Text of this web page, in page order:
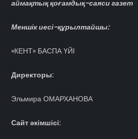
аймақтық қоғамдық-саяси газет
Меншік иесі-құрылтайшы:
«КЕНТ» БАСПА ҮЙІ
Директоры:
Эльмира ОМАРХАНОВА
Сайт әкімшісі: